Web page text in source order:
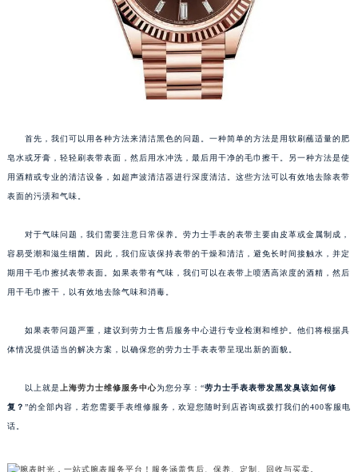
首先，我们可以用各种方法来清洁黑色的问题。一种简单的方法是用软刷蘸适量的肥
皂水或牙膏，轻轻刷表带表面，然后用水冲洗，最后用干净的毛巾擦干。另一种方法是使
用酒精或专业的清洁设备，如超声波清洁器进行深度清洁。这些方法可以有效地去除表带
表面的污渍和气味。
对于气味问题，我们需要注意日常保养。劳力士手表的表带主要由皮革或金属制成，
容易受潮和滋生细菌。因此，我们应该保持表带的干燥和清洁，避免长时间接触水，并定
期用干毛巾擦拭表带表面。如果表带有气味，我们可以在表带上喷洒高浓度的酒精，然后
用干毛巾擦干，以有效地去除气味和消毒。
如果表带问题严重，建议到劳力士售后服务中心进行专业检测和维护。他们将根据具
体情况提供适当的解决方案，以确保您的劳力士手表表带呈现出新的面貌。
以上就是 上海劳力士维修服务中心为您分享：“劳力士手表表带发黑发臭该如何修
复？ ”的全部内容，若您需要手表维修服务，欢迎您随时到店咨询或拨打我们的400客服电
话。